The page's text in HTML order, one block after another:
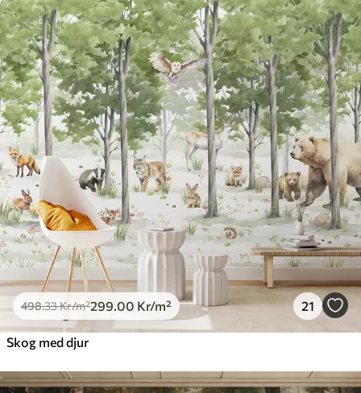
498.33Kr/m²299 .00 Kr/m² 21
Skog med djur